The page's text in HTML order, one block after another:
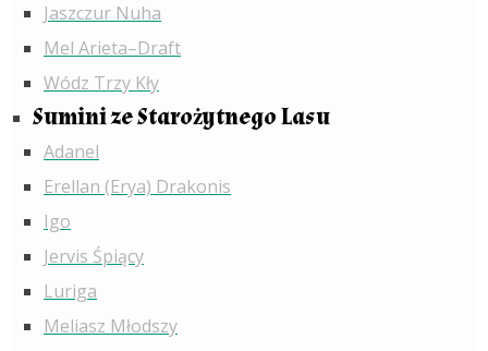
Jaszczur Nuha
Mel Arieta–Draft
Wódz Trzy Kły
Sumini ze Starożytnego Lasu
Adanel
Erellan (Erya) Drakonis
Igo
Jervis Śpiący
Luriga
Meliasz Młodszy